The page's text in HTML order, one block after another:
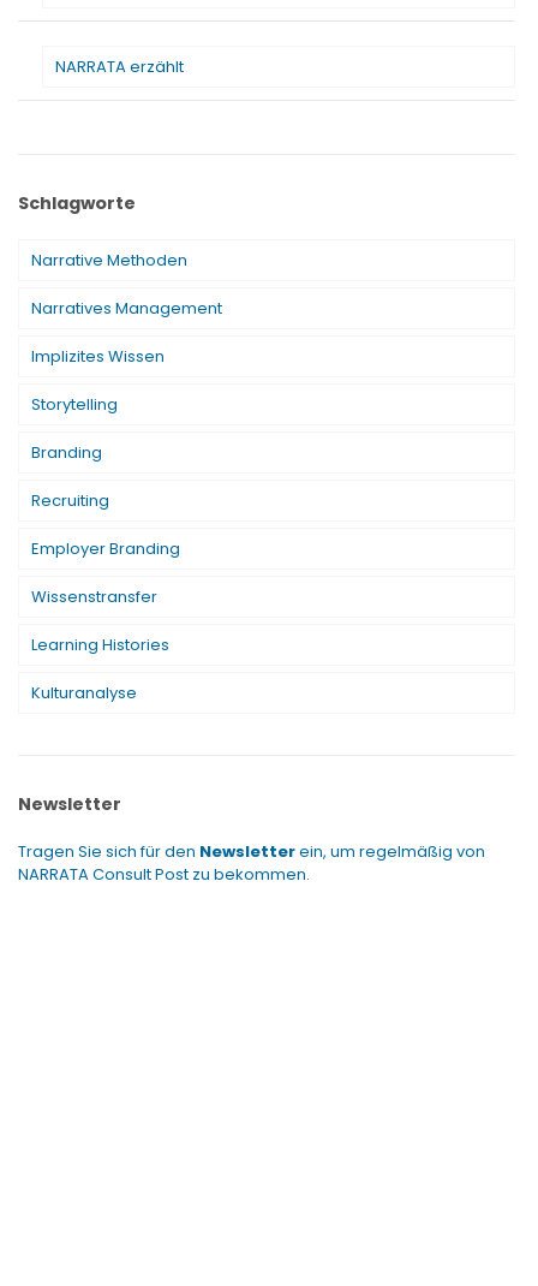
NARRATA erzählt
Schlagworte
Narrative Methoden
Narratives Management
Implizites Wissen
Storytelling
Branding
Recruiting
Employer Branding
Wissenstransfer
Learning Histories
Kulturanalyse
Newsletter
Tragen Sie sich für den Newsletterein, um regelmäßig von
NARRATA Consult Post zu bekommen.